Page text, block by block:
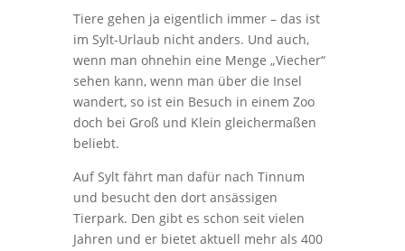
Tiere gehen ja eigentlich immer – das ist
im Sylt-Urlaub nicht anders. Und auch,
wenn man ohnehin eine Menge „Viecher“
sehen kann, wenn man über die Insel
wandert, so ist ein Besuch in einem Zoo
doch bei Groß und Klein gleichermaßen
beliebt.
Auf Sylt fährt man dafür nach Tinnum
und besucht den dort ansässigen
Tierpark. Den gibt es schon seit vielen
Jahren und er bietet aktuell mehr als 400